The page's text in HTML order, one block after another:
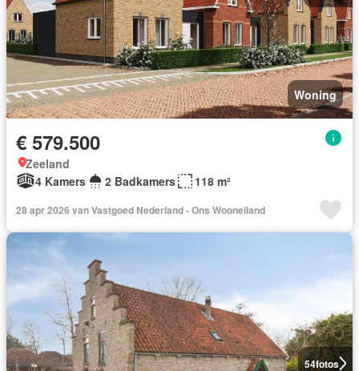
Woning
€ 579.500
Zeeland
4 Kamers
2 Badkamers 118 m²
28 apr 2026 van Vastgoed Nederland - Ons Wooneiland
54fotos